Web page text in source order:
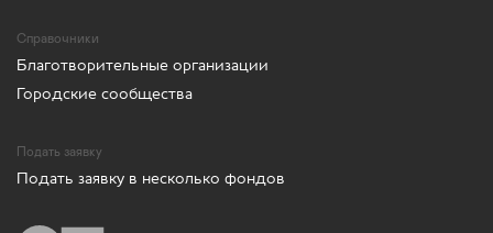
Справочники
Благотворительные организации
Городские сообщества
Подать заявку
Подать заявку в несколько фондов